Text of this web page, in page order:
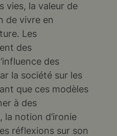
vies, la valeur de
de vivre en
Les
des
des
la société sur les
que ces modèles
à des
la notion d’ironie
réflexions sur son